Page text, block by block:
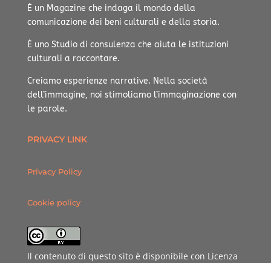
È un Magazine che indaga il mondo della
comunicazione dei beni culturali e della storia.
È uno Studio di consulenza che aiuta le istituzioni
culturali a raccontare.
Creiamo esperienze narrative. Nella società
dell’immagine, noi stimoliamo l’immaginazione con
le parole.
PRIVACY LINK
Privacy Policy
Cookie policy
Il contenuto di questo sito è disponibile con Licenza